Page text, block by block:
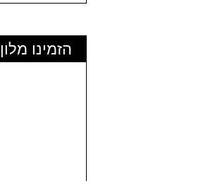
הזמינו מלון